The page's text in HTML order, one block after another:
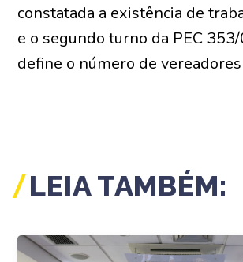
constatada a existência de
e o segundo turno da PEC
define o número de
LEIA TAMBÉM: